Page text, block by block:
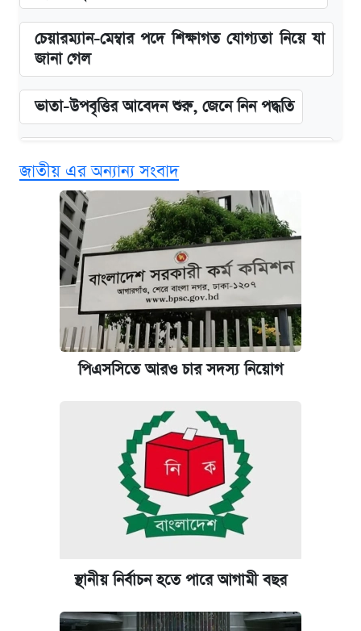
চেয়ারম্যান-মেম্বার পদে শিক্ষাগত যোগ্যতা নিয়ে যা
জানা গেল
ভাতা-উপবৃত্তির আবেদন শুরু, জেনে নিন পদ্ধতি
খান
কবে শুরু হচ্ছে ঢাবির ভর্তি আবেদন, জানাল কর্তৃপক্ষ
এক ক্লিকে জেনে নিন আইফোন ১৮ প্রো ম্যাক্সের
দাম ও ফিচার
আজকের বাজারে স্বর্ণের দাম (৪ আগস্ট)
কবে হবে মেডিকেল ভর্তি পরীক্ষা, জানা গেল যা
পাঁচ দপ্তরে নতুন সচিব নিয়োগ দিল সরকার
আজকের বাজারে স্বর্ণ-রুপার দাম (৫ আগস্ট)
ঢাবি আইবিএর এক্সিকিউটিভ এমবিএতে ভর্তি শুরু,
আবেদন ১২ আগস্ট পর্যন্ত
জাতীয় এর অন্যান্য সংবাদ
পিএসসিতে আরও চার সদস্য নিয়োগ
স্থানীয় নির্বাচন হতে পারে আগামী বছর